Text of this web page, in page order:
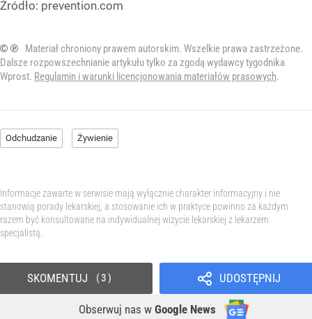
Źródło: prevention.com
© ℗
Materiał chroniony prawem autorskim. Wszelkie prawa zastrzeżone.
Dalsze rozpowszechnianie artykułu tylko za zgodą wydawcy tygodnika
Wprost. Regulamin i warunki licencjonowania materiałów prasowych.
Odchudzanie Żywienie
Informacje zawarte w serwisie mają wyłącznie charakter informacyjny i nie
stanowią porady lekarskiej, a stosowanie ich w praktyce powinno za każdym
razem być konsultowane na indywidualnej wizycie lekarskiej z lekarzem
specjalistą.
UDOSTĘPNIJ
Obserwuj nas w Google News
SKOMENTUJ 3